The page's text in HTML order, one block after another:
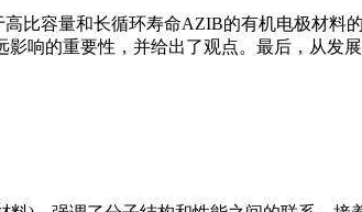
比容量和长循环寿命AZIB的有机电极材料
响的重要性，并给出了观点。最后，从发